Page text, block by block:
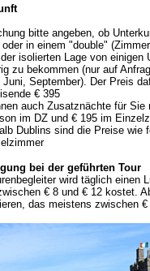
bitte angeben, ob
oder in einem "double"
isolierten Lage von
zu bekommen (nur auf
September). Der Preis
€ 395
auch Zusatznächte für
im DZ und € 195 im
Dublins sind die Preise wie
bei der geführten Tour
wird täglich einen
€ 8 und € 12 kostet.
das meistens zwischen